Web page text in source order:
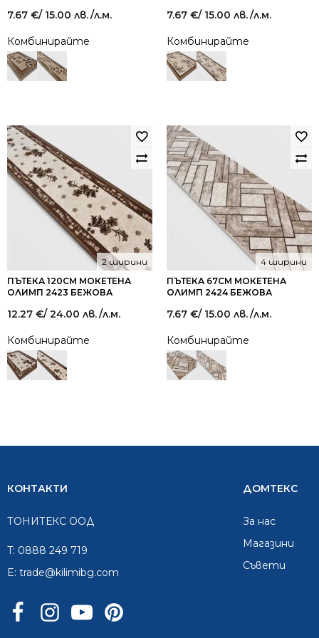
7.67 €/ 15.00 лв./л.м.
Комбинирайте
7.67 €/ 15.00 лв./л.м.
Комбинирайте
ПЪТЕКА 120СМ МОКЕТЕНА
ОЛИМП 2423 БЕЖОВА
2 ширини
12.27 €/ 24.00 лв./л.м.
Комбинирайте
ПЪТЕКА 67СМ МОКЕТЕНА
ОЛИМП 2424 БЕЖОВА
4 ширини
7.67 €/ 15.00 лв./л.м.
Комбинирайте
КОНТАКТИ
ТОНИТЕКС ООД
T: 0888 249 719
E: trade@kilimibg.com
ДОМТЕКС
За нас
Mагазини
Съвети